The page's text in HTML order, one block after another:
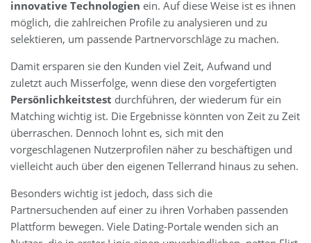
innovative Technologien ein. Auf diese Weise ist es ihnen
möglich, die zahlreichen Profile zu analysieren und zu
selektieren, um passende Partnervorschläge zu machen.
Damit ersparen sie den Kunden viel Zeit, Aufwand und
zuletzt auch Misserfolge, wenn diese den vorgefertigten
Persönlichkeitstest durchführen, der wiederum für ein
Matching wichtig ist. Die Ergebnisse könnten von Zeit zu Zeit
überraschen. Dennoch lohnt es, sich mit den
vorgeschlagenen Nutzerprofilen näher zu beschäftigen und
vielleicht auch über den eigenen Tellerrand hinaus zu sehen.
Besonders wichtig ist jedoch, dass sich die
Partnersuchenden auf einer zu ihren Vorhaben passenden
Plattform bewegen. Viele Dating-Portale wenden sich an